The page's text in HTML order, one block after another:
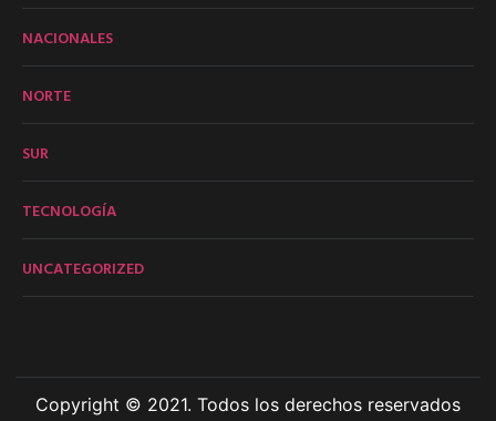
NACIONALES
NORTE
SUR
TECNOLOGÍA
UNCATEGORIZED
Copyright © 2021. Todos los derechos reservados